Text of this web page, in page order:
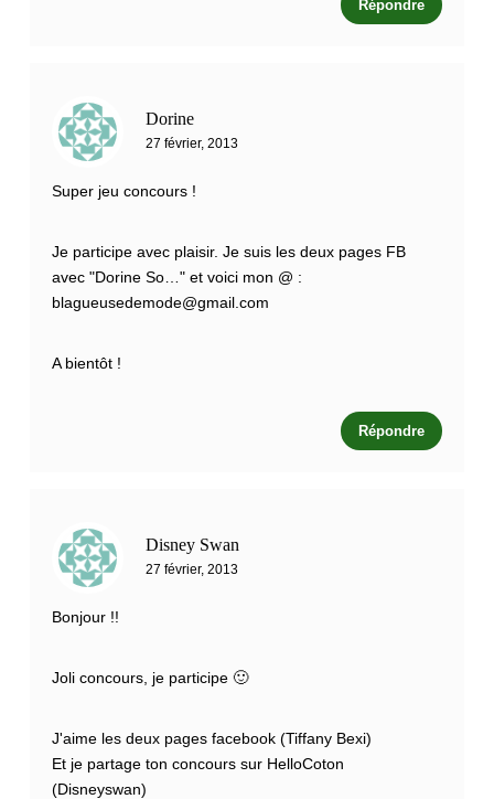
Répondre
Dorine
27 février, 2013
Super jeu concours !
Je participe avec plaisir. Je suis les deux pages FB
avec "Dorine So…" et voici mon @ :
blagueusedemode@gmail.com
A bientôt !
Répondre
Disney Swan
27 février, 2013
Bonjour !!
Joli concours, je participe 🙂
J'aime les deux pages facebook (Tiffany Bexi)
Et je partage ton concours sur HelloCoton
(Disneyswan)